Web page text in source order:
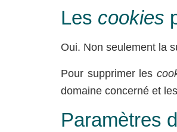
Les cookies
Oui. Non seulement la
Pour supprimer les
domaine concerné et
Paramètres